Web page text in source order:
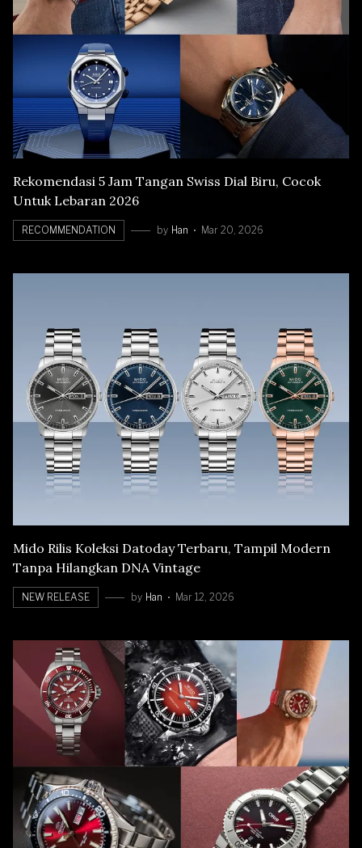
Rekomendasi 5 Jam Tangan Swiss Dial Biru, Cocok
Untuk Lebaran 2026
RECOMMENDATION by Han Mar 20, 2026
Mido Rilis Koleksi Datoday Terbaru, Tampil Modern
Tanpa Hilangkan DNA Vintage
NEW RELEASE by Han Mar 12, 2026